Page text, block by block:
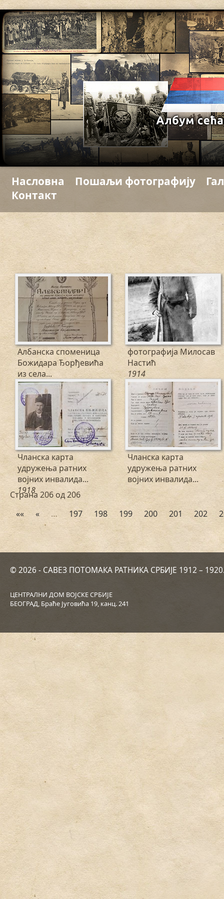
Насловна Пошаљи фотографију
Контакт
Албанска споменица
Божидара Ђорђевића
из села...
фотографија Милосав
Настић
1914
Чланска карта
удружења ратних
војних инвалида...
1918
Чланска карта
удружења ратних
војних инвалида...
Страна 206 од 206
««
« … 197 198 199 200 201 202
© 2026 - САВЕЗ ПОТОМАКА РАТНИКА СРБИЈЕ 1912 –
ЦЕНТРАЛНИ ДОМ ВОЈСКЕ СРБИЈЕ
БЕОГРАД, Браће Југовића 19, канц. 241